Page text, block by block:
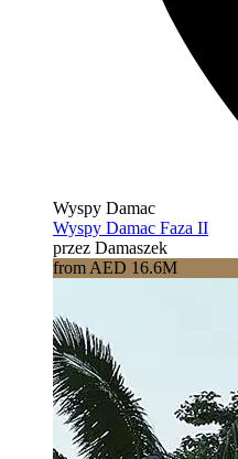
Wyspy Damac
Wyspy Damac Faza II
przez Damaszek
from AED 16.6M